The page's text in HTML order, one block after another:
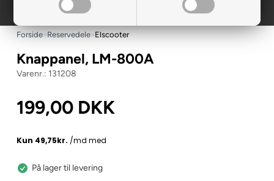
Forside»Reservedele»Elscooter
Knappanel, LM-800A
131208
199,00 DKK
På lager til levering